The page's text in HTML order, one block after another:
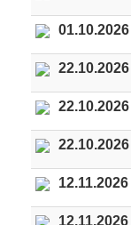
01.10.2026
22.10.2026
22.10.2026
22.10.2026
12.11.2026
12.11.2026